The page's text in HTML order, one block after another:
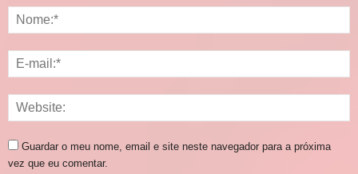
Guardar o meu nome, email e site neste navegador para a próxima
vez que eu comentar.